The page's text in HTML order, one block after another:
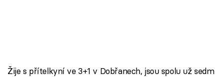
Žije s přítelkyní ve 3+1 v Dobřanech, jsou spolu už sedm